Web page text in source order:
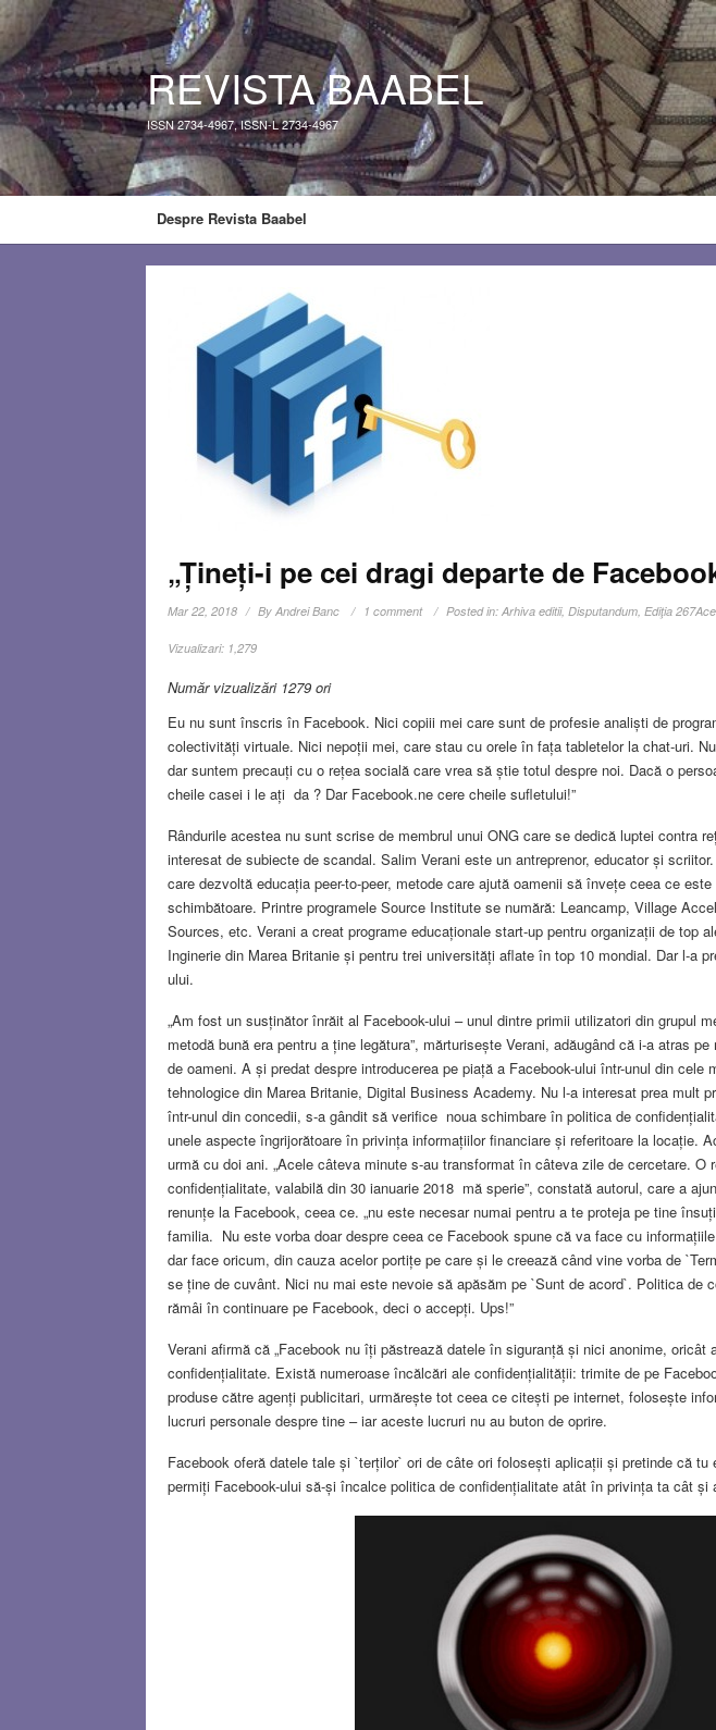
REVISTA BAABEL
ISSN 2734-4967, ISSN-L 2734-4967
Despre Revista Baabel
„Țineți-i pe cei dragi departe de
Mar 22, 2018 ByAndrei Banc 1 comment Posted in:Arhiva editii,Disputandum,Ediţia 267
Vizualizari: 1,279
Număr vizualizări 1279 ori
Eu nu sunt înscris în Facebook. Nici copiii mei care sunt de profesie analiști de
colectivități virtuale. Nici nepoții mei, care stau cu orele în fața tabletelor la chat-uri.
dar suntem precauți cu o rețea socială care vrea să știe totul despre noi. Dacă o
cheile casei i le ați da ? Dar Facebook.ne cere cheile sufletului!”
Rândurile acestea nu sunt scrise de membrul unui ONG care se dedică luptei contra
interesat de subiecte de scandal. Salim Verani este un antreprenor, educator și
care dezvoltă educația peer-to-peer, metode care ajută oamenii să învețe ceea ce
schimbătoare. Printre programele Source Institute se numără: Leancamp, Village
Sources, etc. Verani a creat programe educaționale start-up pentru organizații de top
Inginerie din Marea Britanie și pentru trei universități aflate în top 10 mondial. Dar l-a
ului.
„Am fost un susținător înrăit al Facebook-ului – unul dintre primii utilizatori din grupul
metodă bună era pentru a ține legătura”, mărturisește Verani, adăugând că i-a atras
de oameni. A și predat despre introducerea pe piață a Facebook-ului într-unul din cele
tehnologice din Marea Britanie, Digital Business Academy. Nu l-a interesat prea mult
într-unul din concedii, s-a gândit să verifice noua schimbare în politica de
unele aspecte îngrijorătoare în privința informațiilor financiare și referitoare la locație.
urmă cu doi ani. „Acele câteva minute s-au transformat în câteva zile de cercetare. O
confidențialitate, valabilă din 30 ianuarie 2018 mă sperie”, constată autorul, care a
renunțe la Facebook, ceea ce. „nu este necesar numai pentru a te proteja pe tine
familia. Nu este vorba doar despre ceea ce Facebook spune că va face cu
dar face oricum, din cauza acelor portițe pe care și le creează când vine vorba de
se ține de cuvânt. Nici nu mai este nevoie să apăsăm pe `Sunt de acord`. Politica de
rămâi în continuare pe Facebook, deci o accepți. Ups!”
Verani afirmă că „Facebook nu îți păstrează datele în siguranță și nici anonime,
confidențialitate. Există numeroase încălcări ale confidențialității: trimite de pe
produse către agenți publicitari, urmărește tot ceea ce citești pe internet, folosește
lucruri personale despre tine – iar aceste lucruri nu au buton de oprire.
Facebook oferă datele tale și `terților` ori de câte ori folosești aplicații și pretinde că
permiți Facebook-ului să-și încalce politica de confidențialitate atât în privința ta cât și